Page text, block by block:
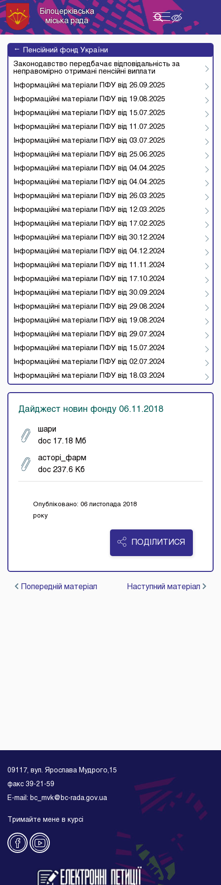
Toggle
navigation
Білоцерківська
міська рада
→
Пенсійний фонд України
Законодавство передбачає відповідальність за
неправомірно отримані пенсійні виплати
Інформаційні матеріали ПФУ від 26.09.2025
Інформаційні матеріали ПФУ від 19.08.2025
Інформаційні матеріали ПФУ від 15.07.2025
Інформаційні матеріали ПФУ від 11.07.2025
Інформаційні матеріали ПФУ від 03.07.2025
Інформаційні матеріали ПФУ від 25.06.2025
Інформаційні матеріали ПФУ від 04.04.2025
Інформаційні матеріали ПФУ від 04.04.2025
Інформаційні матеріали ПФУ від 26.03.2025
Інформаційні матеріали ПФУ від 12.03.2025
Інформаційні матеріали ПФУ від 17.02.2025
Інформаційні матеріали ПФУ від 30.12.2024
Інформаційні матеріали ПФУ від 04.12.2024
Інформаційні матеріали ПФУ від 11.11.2024
Інформаційні матеріали ПФУ від 17.10.2024
Інформаційні матеріали ПФУ від 30.09.2024
Інформаційні матеріали ПФУ від 29.08.2024
Інформаційні матеріали ПФУ від 19.08.2024
Інформаційні матеріали ПФУ від 29.07.2024
Інформаційні матеріали ПФУ від 15.07.2024
Інформаційні матеріали ПФУ від 02.07.2024
Інформаційні матеріали ПФУ від 18.03.2024
Дайджест новин фонду 06.11.2018
шари
doc 17.18 Мб
асторi_фарм
doc 237.6 Кб
Опубліковано: 06 листопада 2018
року
ПОДІЛИТИСЯ
Попередній матеріал Наступний матеріал
09117, вул. Ярослава Мудрого,15
факс 39-21-59
E-mail: bc_mvk@bc-rada.gov.ua
Тримайте мене в курсі